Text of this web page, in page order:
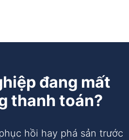
đang mất
thanh toán?
hồi hay phá sản trước